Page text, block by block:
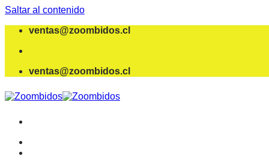
Saltar al contenido
ventas@zoombidos.cl
ventas@zoombidos.cl